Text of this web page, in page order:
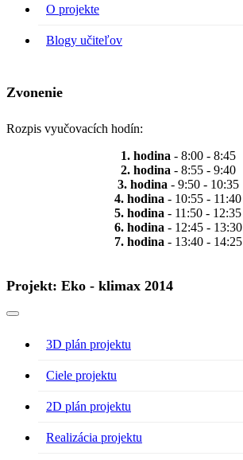
O projekte
Blogy učiteľov
Zvonenie
Rozpis vyučovacích hodín:
1. hodina - 8:00 - 8:45
2. hodina - 8:55 - 9:40
3. hodina - 9:50 - 10:35
4. hodina - 10:55 - 11:40
5. hodina - 11:50 - 12:35
6. hodina - 12:45 - 13:30
7. hodina - 13:40 - 14:25
Projekt: Eko - klimax 2014
3D plán projektu
Ciele projektu
2D plán projektu
Realizácia projektu